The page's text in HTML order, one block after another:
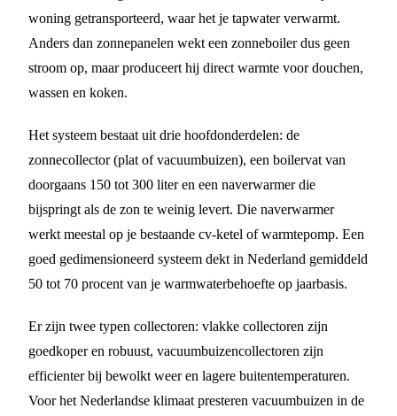
woning getransporteerd, waar het je tapwater verwarmt.
Anders dan zonnepanelen wekt een zonneboiler dus geen
stroom op, maar produceert hij direct warmte voor douchen,
wassen en koken.
Het systeem bestaat uit drie hoofdonderdelen: de
zonnecollector (plat of vacuumbuizen), een boilervat van
doorgaans 150 tot 300 liter en een naverwarmer die
bijspringt als de zon te weinig levert. Die naverwarmer
werkt meestal op je bestaande cv-ketel of warmtepomp. Een
goed gedimensioneerd systeem dekt in Nederland gemiddeld
50 tot 70 procent van je warmwaterbehoefte op jaarbasis.
Er zijn twee typen collectoren: vlakke collectoren zijn
goedkoper en robuust, vacuumbuizencollectoren zijn
efficienter bij bewolkt weer en lagere buitentemperaturen.
Voor het Nederlandse klimaat presteren vacuumbuizen in de